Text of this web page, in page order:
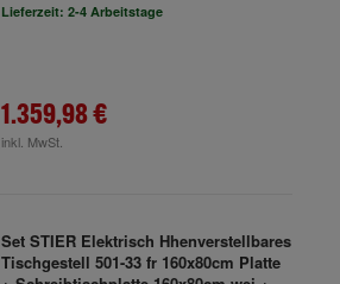
Lieferzeit: 2-4 Arbeitstage
1.359,98 €
inkl. MwSt.
Set STIER Elektrisch Hhenverstellbares
Tischgestell 501-33 fr 160x80cm Platte